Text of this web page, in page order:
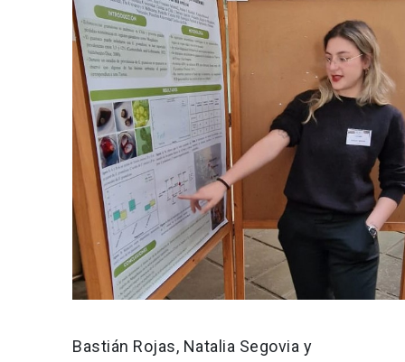
Bastián Rojas, Natalia Segovia y